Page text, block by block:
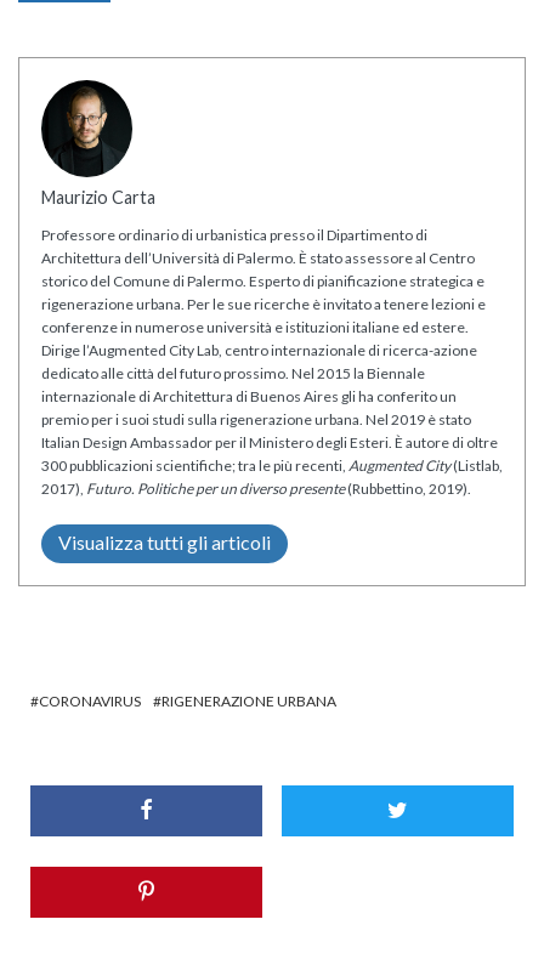
Maurizio Carta
Professore ordinario di urbanistica presso il Dipartimento di
Architettura dell’Università di Palermo. È stato assessore al Centro
storico del Comune di Palermo. Esperto di pianificazione strategica e
rigenerazione urbana. Per le sue ricerche è invitato a tenere lezioni e
conferenze in numerose università e istituzioni italiane ed estere.
Dirige l’Augmented City Lab, centro internazionale di ricerca-azione
dedicato alle città del futuro prossimo. Nel 2015 la Biennale
internazionale di Architettura di Buenos Aires gli ha conferito un
premio per i suoi studi sulla rigenerazione urbana. Nel 2019 è stato
Italian Design Ambassador per il Ministero degli Esteri. È autore di oltre
300 pubblicazioni scientifiche; tra le più recenti, Augmented City(Listlab,
2017), Futuro. Politiche per un diverso presente(Rubbettino, 2019).
Visualizza tutti gli articoli
CORONAVIRUS RIGENERAZIONE URBANA